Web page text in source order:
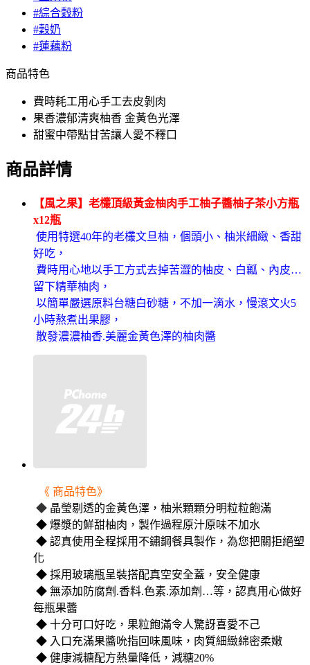
#綜合穀粉
#穀奶
#蓮藕粉
商品特色
費時耗工用心手工去皮剝肉
果香濃郁清爽柚香 金黃色光澤
甜蜜中帶點甘苦讓人愛不釋口
商品詳情
【風之果】老欉頂級黃金柚肉手工柚子醬柚子茶小方瓶
x12瓶
使用特選40年的老欉文旦柚，個頭小、柚米細緻、香甜
好吃，
費時用心地以手工方式去掉苦澀的柚皮、白瓤、內皮…
留下精華柚肉，
以簡單嚴選原料台糖白砂糖，不加一滴水，慢滾文火5
小時熬煮出果膠，
散發濃濃柚香.美麗金黃色澤的柚肉醬
《 商品特色》
◆ 晶瑩剔透的金黃色澤，柚米顆顆分明粒粒飽滿
◆ 爆漿的鮮甜柚肉，製作過程原汁原味不加水
◆ 認真使用全程採用不鏽鋼餐具製作，為您把關拒絕塑
化
◆ 採用玻璃瓶呈裝搭配真空安全蓋，安全健康
◆ 無添加防腐劑.香料.色素.添加劑…等，認真用心做好
每瓶果醬
◆ 十分可口好吃，果粒飽滿令人驚訝喜愛不己
◆ 入口充滿果醬吮指回味風味，肉質細緻綿密柔嫩
◆ 健康減糖配方熱量降低，減糖20%